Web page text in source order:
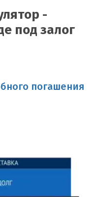
-
под залог
погашения